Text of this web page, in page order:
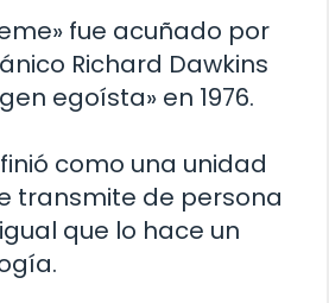
fue acuñado por
Richard Dawkins
egoísta» en 1976.
como una unidad
transmite de persona
que lo hace un